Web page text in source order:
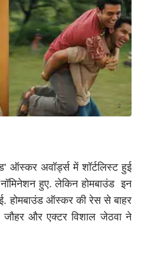
ऑस्कर अवॉर्ड्स में शॉर्टलिस्ट हुई
हुए. लेकिन होमबाउंड इन
होमबाउंड ऑस्कर की रेस से बाहर
और एक्टर विशाल जेठवा ने